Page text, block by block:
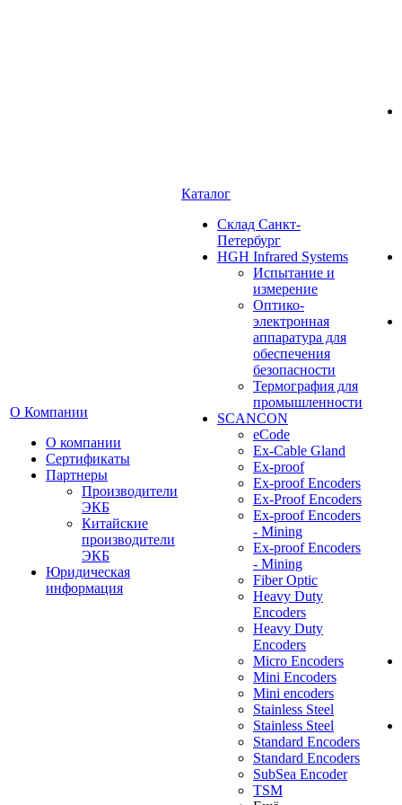
О Компании
О компании
Сертификаты
Партнеры
Производители
ЭКБ
Китайские
производители
ЭКБ
Юридическая
информация
Каталог
Cклад Санкт-
Петербург
HGH Infrared Systems
Испытание и
измерение
Оптико-
электронная
аппаратура для
обеспечения
безопасности
Термография для
промышленности
SCANCON
eCode
Ex-Cable Gland
Ex-proof
Ex-proof Encoders
Ex-Proof Encoders
Ex-proof Encoders
- Mining
Ex-proof Encoders
- Mining
Fiber Optic
Heavy Duty
Encoders
Heavy Duty
Encoders
Micro Encoders
Mini Encoders
Mini encoders
Stainless Steel
Stainless Steel
Standard Encoders
Standard Encoders
SubSea Encoder
TSM